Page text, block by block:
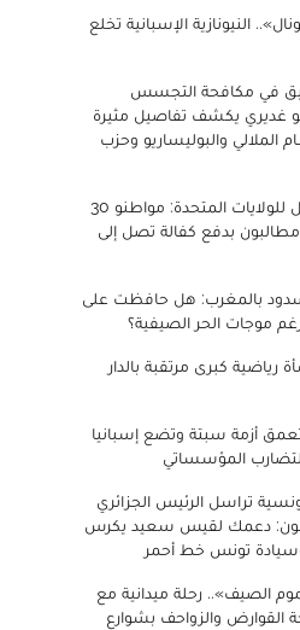
النيونازية الإسبانية تخلع
في مكافحة التجسس
غديري يكشف تفاصيل مثيرة
الملالي والبوليساريو وحزب
تأشيرة الدخول للولايات المتحدة: مواطنو 30
مطالبون بدفع كفالة تصل إلى
بالمغرب: هل حافظت على
موجات الحر الصيفية؟
رياضية كبرى مرتقبة بالدار
أزمة سبتة وتضع إسبانيا
المؤسساتي
تراسل الرئيس الجزائري
تبون: دعمك لقيس سعيد يكرس
وسيادة تونس خط أحمر
الصيف».. رحلة ميدانية مع
القوارض والزواحف بشوارع